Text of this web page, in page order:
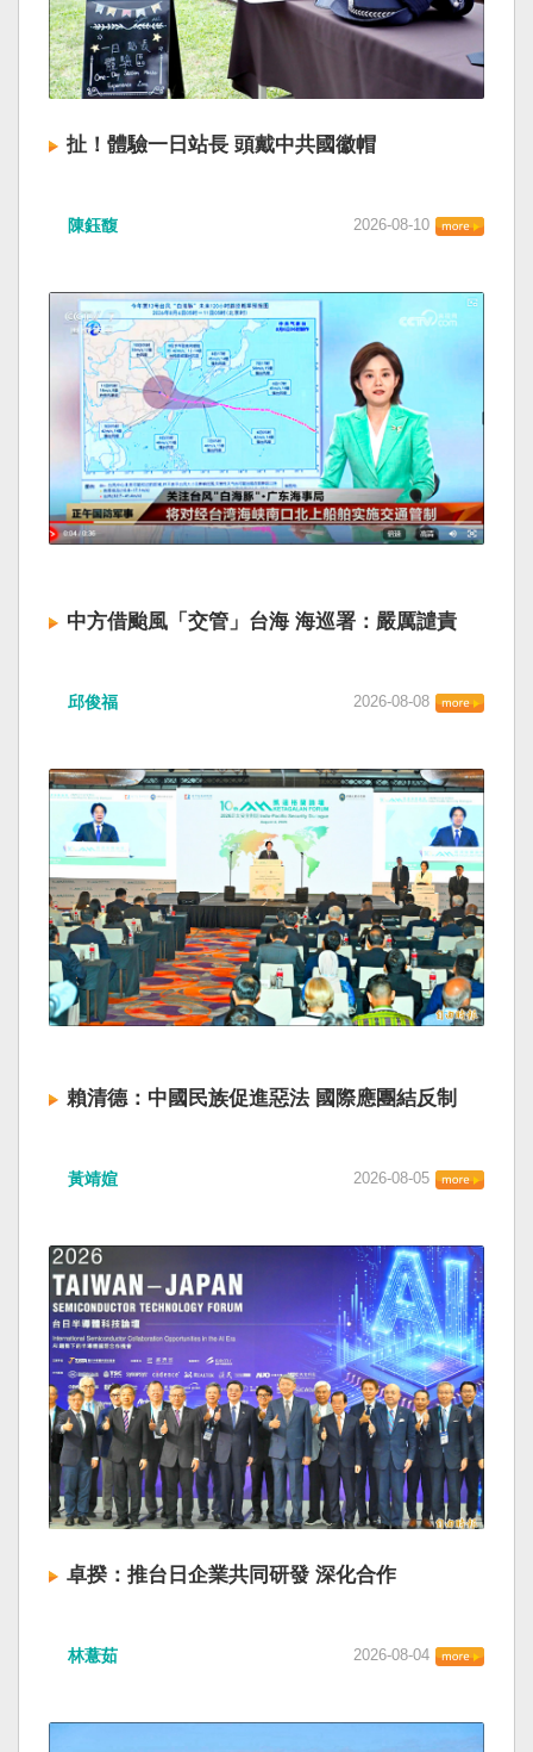
扯！體驗一日站長 頭戴中共國徽帽
陳鈺馥 2026-08-10
中方借颱風「交管」台海 海巡署：嚴厲譴責
邱俊福 2026-08-08
賴清德：中國民族促進惡法 國際應團結反制
黃靖媗 2026-08-05
卓揆：推台日企業共同研發 深化合作
林薏茹 2026-08-04